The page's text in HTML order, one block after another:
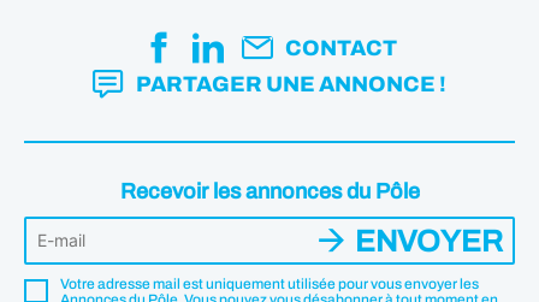
CONTACT
PARTAGER UNE ANNONCE !
Recevoir les annonces du Pôle
Votre adresse mail est uniquement utilisée pour vous envoyer les
ENVOYER